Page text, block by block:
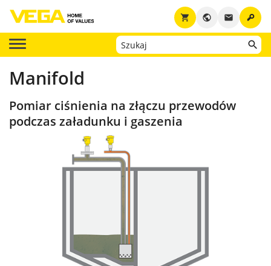
key
email
public
shopping_cart
Manifold
Pomiar ciśnienia na złączu przewodów
podczas załadunku i gaszenia